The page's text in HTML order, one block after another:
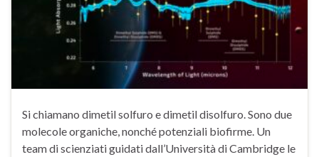
Si chiamano dimetil solfuro e dimetil disolfuro. Sono due
molecole organiche, nonché potenziali biofirme. Un
team di scienziati guidati dall’Università di Cambridge le